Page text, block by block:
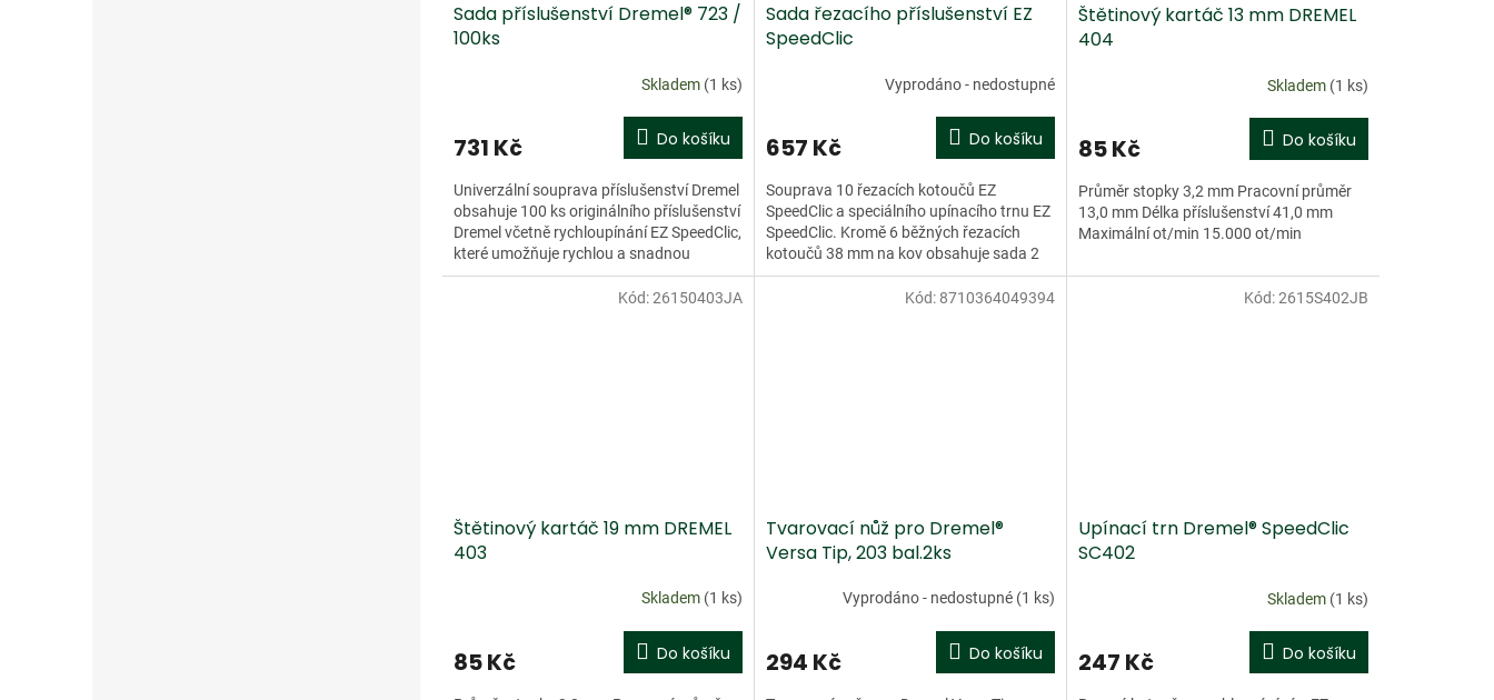
Sada příslušenství Dremel® 723 /
100ks
Skladem (1 ks)
731 Kč Do košíku
Univerzální souprava příslušenství Dremel
obsahuje 100 ks originálního příslušenství
Dremel včetně rychloupínání EZ SpeedClic,
které umožňuje rychlou a snadnou
výměnu...
Sada řezacího příslušenství EZ
SpeedClic
Vyprodáno - nedostupné
657 Kč Do košíku
Souprava 10 řezacích kotoučů EZ
SpeedClic a speciálního upínacího trnu EZ
SpeedClic. Kromě 6 běžných řezacích
kotoučů 38 mm na kov obsahuje sada 2
speciální tenké řezací kotouče...
Štětinový kartáč 13 mm DREMEL
404
Skladem (1 ks)
85 Kč Do košíku
Průměr stopky 3,2 mm Pracovní průměr
13,0 mm Délka příslušenství 41,0 mm
Maximální ot/min 15.000 ot/min
Štětinový kartáč 19 mm DREMEL
403
Skladem (1 ks)
85 Kč Do košíku
Kód:26150403JA
Tvarovací nůž pro Dremel®
Versa Tip, 203 bal.2ks
Vyprodáno - nedostupné (1 ks)
294 Kč Do košíku
Kód: 8710364049394
Upínací trn Dremel® SpeedClic
SC402
Skladem (1 ks)
247 Kč Do košíku
Kód:2615S402JB